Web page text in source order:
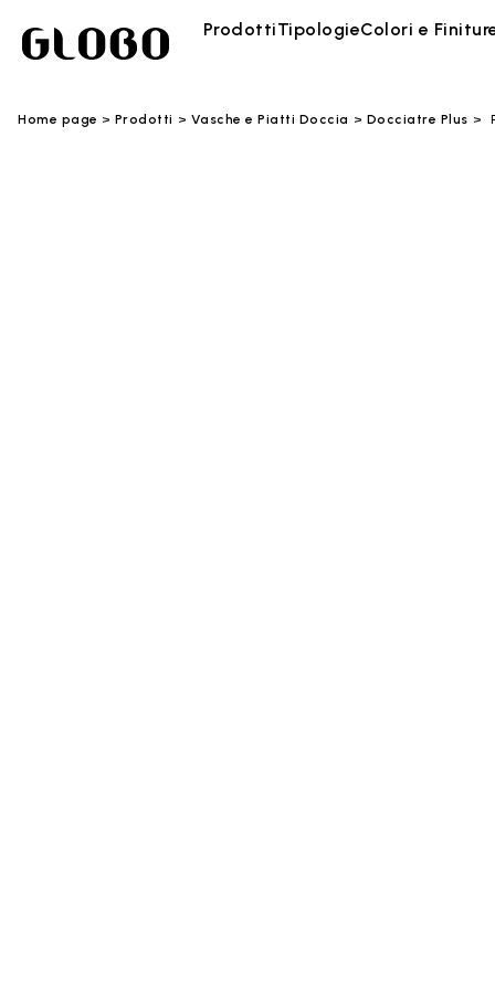
ProdottiTipologieColori e
Home page Prodotti Vasche e Piatti Doccia Docciatre Plus